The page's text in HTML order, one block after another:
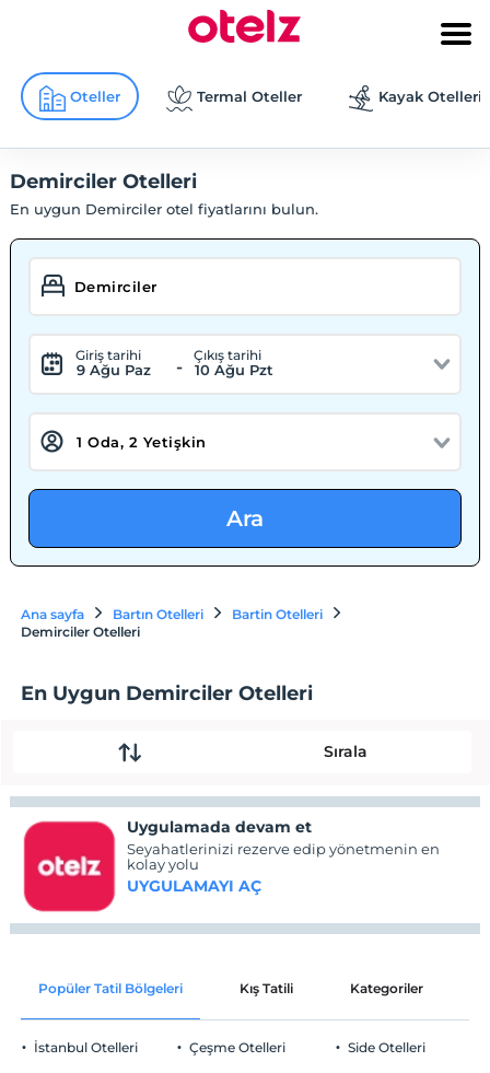
Oteller Termal Oteller Kayak Otelleri
Demirciler Otelleri
En uygun Demirciler otel fiyatlarını bulun.
Giriş tarihi
9 Ağu Paz -
Çıkış tarihi
10 Ağu Pzt
Ara
Ana sayfa Bartın Otelleri
Bartin Otelleri
Demirciler Otelleri
En Uygun Demirciler Otelleri
Sırala
Uygulamada devam et
Seyahatlerinizi rezerve edip yönetmenin en
kolay yolu
UYGULAMAYI AÇ
Popüler Tatil Bölgeleri Kış Tatili Kategoriler
İstanbul Otelleri Çeşme Otelleri Side Otelleri